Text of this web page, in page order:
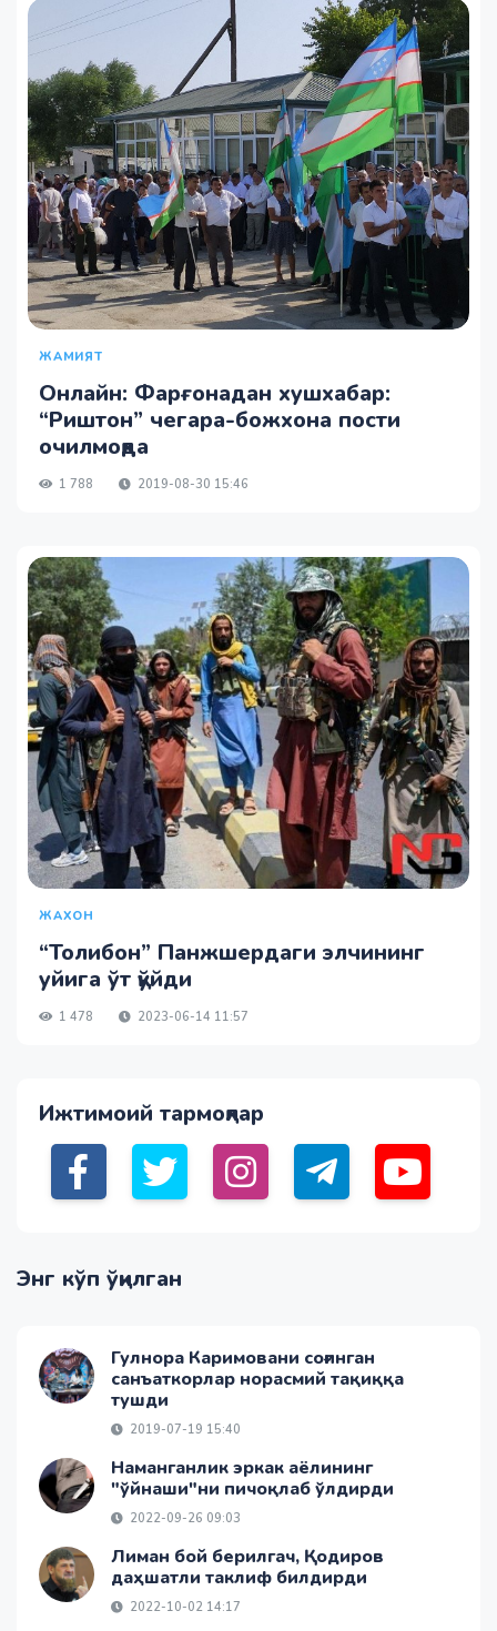
ЖАМИЯТ
Онлайн: Фарғонадан хушхабар:
“Риштон” чегара-божхона пости
очилмоқда
1 788 2019-08-30 15:46
ЖАХОН
“Толибон” Панжшердаги элчининг
уйига ўт қўйди
1 478 2023-06-14 11:57
Ижтимоий тармоқлар
Энг кўп ўқилган
Гулнора Каримовани соғинган
санъаткорлар норасмий тақиққа
тушди
2019-07-19 15:40
Наманганлик эркак аёлининг
"ўйнаши"ни пичоқлаб ўлдирди
2022-09-26 09:03
Лиман бой берилгач, Қодиров
даҳшатли таклиф билдирди
2022-10-02 14:17